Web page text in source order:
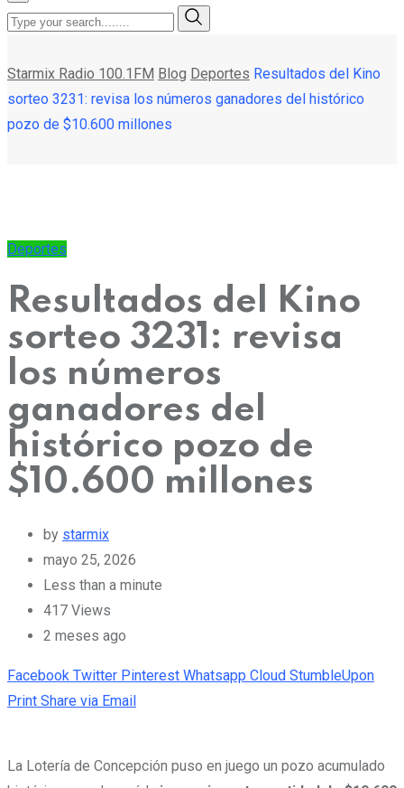
Starmix Radio 100.1FM Blog Deportes Resultados del Kino
sorteo 3231: revisa los números ganadores del histórico
pozo de $10.600 millones
Deportes
Resultados del Kino
sorteo 3231: revisa
los números
ganadores del
histórico pozo de
$10.600 millones
by starmix
mayo 25, 2026
Less than a minute
417 Views
2 meses ago
Facebook Twitter Pinterest Whatsapp Cloud StumbleUpon
Print Share via Email
La Lotería de Concepción puso en juego un pozo acumulado